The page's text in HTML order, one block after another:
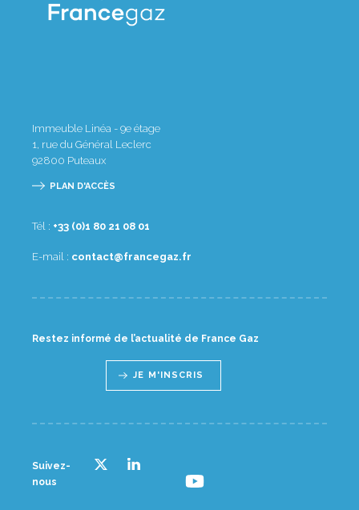
Immeuble Linéa - 9e étage
1, rue du Général Leclerc
92800 Puteaux
PLAN D'ACCÈS
Tél : 10 80 12 08 1(0) 33+
E-mail : rf.zagecnarf@tcatnoc
Restez informé de l’actualité de France Gaz
JE M'INSCRIS
Suivez-
nous